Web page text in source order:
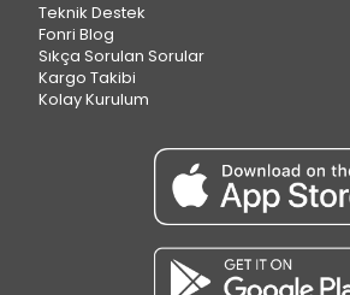
Teknik Destek
Fonri Blog
Sıkça Sorulan Sorular
Kargo Takibi
Kolay Kurulum